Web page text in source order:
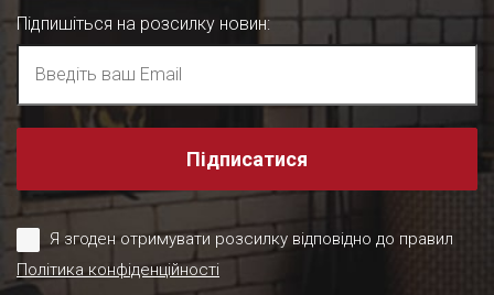
Підпишіться на розсилку новин:
Підписатися
Я згоден отримувати розсилку відповідно до правил
Політика конфіденційності